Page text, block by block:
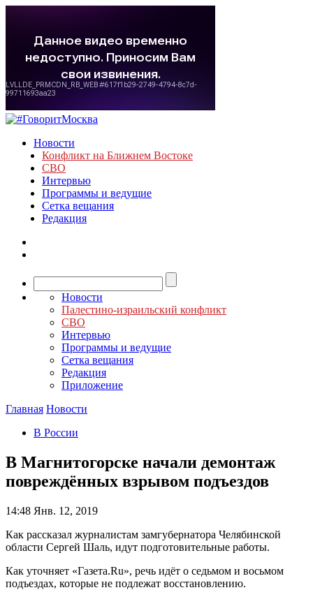
Новости
Конфликт на Ближнем Востоке
СВО
Интервью
Программы и ведущие
Сетка вещания
Редакция
Новости
Палестино-израильский конфликт
СВО
Интервью
Программы и ведущие
Сетка вещания
Редакция
Приложение
Главная Новости
В России
В Магнитогорске начали демонтаж
повреждённых взрывом подъездов
14:48 Янв. 12, 2019
Как рассказал журналистам замгубернатора Челябинской
области Сергей Шаль, идут подготовительные работы.
Как уточняет «Газета.Ru», речь идёт о седьмом и восьмом
подъездах, которые не подлежат восстановлению.